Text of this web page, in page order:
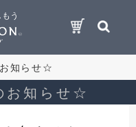
う
知らせ☆
お知らせ☆